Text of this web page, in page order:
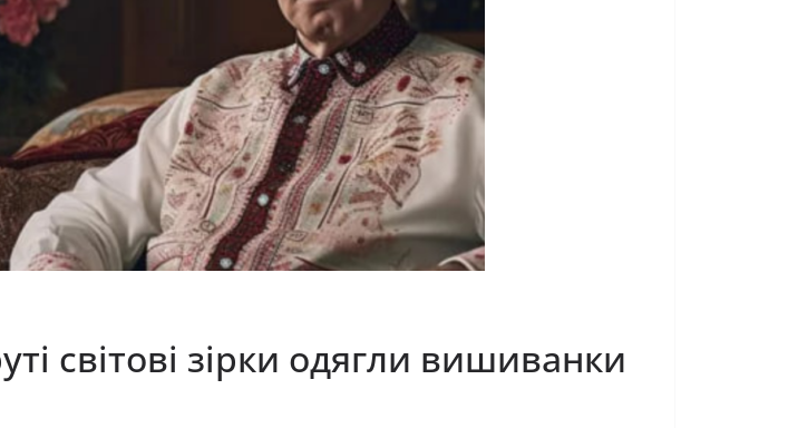
світові зірки одягли вишиванки